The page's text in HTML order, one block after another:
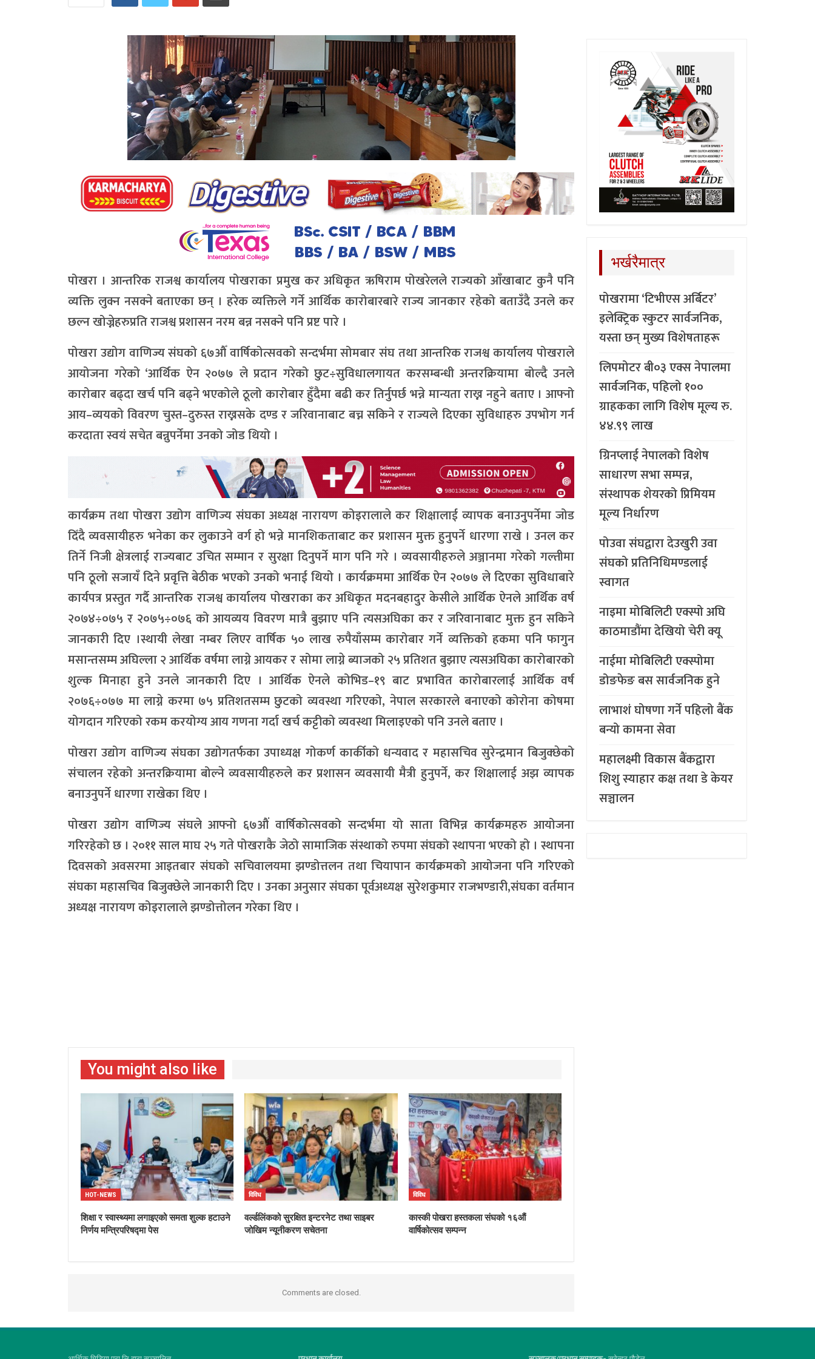
पोखरा । आन्तरिक राजश्व कार्यालय पोखराका प्रमुख कर अधिकृत ऋषिराम पोखरेलले राज्यको आँखाबाट कुनै पनि
व्यक्ति लुक्न नसक्ने बताएका छन् । हरेक व्यक्तिले गर्ने आर्थिक कारोबारबारे राज्य जानकार रहेको बताउँदै उनले कर
छल्न खोज्नेहरुप्रति राजश्व प्रशासन नरम बन्न नसक्ने पनि प्रष्ट पारे ।
पोखरा उद्योग वाणिज्य संघको ६७औँ वार्षिकोत्सवको सन्दर्भमा सोमबार संघ तथा आन्तरिक राजश्व कार्यालय पोखराले
आयोजना गरेको ‘आर्थिक ऐन २०७७ ले प्रदान गरेको छुट÷सुविधालगायत करसम्बन्धी अन्तरक्रियामा बोल्दै उनले
कारोबार बढ्दा खर्च पनि बढ्ने भएकोले ठूलो कारोबार हुँदैमा बढी कर तिर्नुपर्छ भन्ने मान्यता राख्न नहुने बताए । आफ्नो
आय–व्ययको विवरण चुस्त–दुरुस्त राख्नसके दण्ड र जरिवानाबाट बच्न सकिने र राज्यले दिएका सुविधाहरु उपभोग गर्न
करदाता स्वयं सचेत बन्नुपर्नेमा उनको जोड थियो ।
कार्यक्रम तथा पोखरा उद्योग वाणिज्य संघका अध्यक्ष नारायण कोइरालाले कर शिक्षालाई व्यापक बनाउनुपर्नेमा जोड
दिँदै व्यवसायीहरु भनेका कर लुकाउने वर्ग हो भन्ने मानशिकताबाट कर प्रशासन मुक्त हुनुपर्ने धारणा राखे । उनल कर
तिर्ने निजी क्षेत्रलाई राज्यबाट उचित सम्मान र सुरक्षा दिनुपर्ने माग पनि गरे । व्यवसायीहरुले अञ्जानमा गरेको गल्तीमा
पनि ठूलो सजायँ दिने प्रवृत्ति बेठीक भएको उनको भनाई थियो । कार्यक्रममा आर्थिक ऐन २०७७ ले दिएका सुविधाबारे
कार्यपत्र प्रस्तुत गर्दै आन्तरिक राजश्व कार्यालय पोखराका कर अधिकृत मदनबहादुर केसीले आर्थिक ऐनले आर्थिक वर्ष
२०७४÷०७५ र २०७५÷०७६ को आयव्यय विवरण मात्रै बुझाए पनि त्यसअघिका कर र जरिवानाबाट मुक्त हुन सकिने
जानकारी दिए ।स्थायी लेखा नम्बर लिएर वार्षिक ५० लाख रुपैयाँसम्म कारोबार गर्ने व्यक्तिको हकमा पनि फागुन
मसान्तसम्म अघिल्ला २ आर्थिक वर्षमा लाग्ने आयकर र सोमा लाग्ने ब्याजको २५ प्रतिशत बुझाए त्यसअघिका कारोबारको
शुल्क मिनाहा हुने उनले जानकारी दिए । आर्थिक ऐनले कोभिड–१९ बाट प्रभावित कारोबारलाई आर्थिक वर्ष
२०७६÷०७७ मा लाग्ने करमा ७५ प्रतिशतसम्म छुटको व्यवस्था गरिएको, नेपाल सरकारले बनाएको कोरोना कोषमा
योगदान गरिएको रकम करयोग्य आय गणना गर्दा खर्च कट्टीको व्यवस्था मिलाइएको पनि उनले बताए ।
पोखरा उद्योग वाणिज्य संघका उद्योगतर्फका उपाध्यक्ष गोकर्ण कार्कीको धन्यवाद र महासचिव सुरेन्द्रमान बिजुक्छेको
संचालन रहेको अन्तरक्रियामा बोल्ने व्यवसायीहरुले कर प्रशासन व्यवसायी मैत्री हुनुपर्ने, कर शिक्षालाई अझ व्यापक
बनाउनुपर्ने धारणा राखेका थिए ।
पोखरा उद्योग वाणिज्य संघले आफ्नो ६७औं वार्षिकोत्सवको सन्दर्भमा यो साता विभिन्न कार्यक्रमहरु आयोजना
गरिरहेको छ । २०११ साल माघ २५ गते पोखराकै जेठो सामाजिक संस्थाको रुपमा संघको स्थापना भएको हो । स्थापना
दिवसको अवसरमा आइतबार संघको सचिवालयमा झण्डोत्तलन तथा चियापान कार्यक्रमको आयोजना पनि गरिएको
संघका महासचिव बिजुक्छेले जानकारी दिए । उनका अनुसार संघका पूर्वअध्यक्ष सुरेशकुमार राजभण्डारी,संघका वर्तमान
अध्यक्ष नारायण कोइरालाले झण्डोत्तोलन गरेका थिए ।
You might also like
HOT-NEWS
शिक्षा र स्वास्थ्यमा लगाइएको समता शुल्क हटाउने
निर्णय मन्त्रिपरिषद्मा पेस
विविध
वर्ल्डलिंकको सुरक्षित इन्टरनेट तथा साइबर
जोखिम न्यूनीकरण सचेतना
विविध
कास्की पोखरा हस्तकला संघको १६औं
वार्षिकोत्सव सम्पन्न
Comments are closed.
भर्खरैमात्र
पोखरामा ‘टिभीएस अर्बिटर’
इलेक्ट्रिक स्कुटर सार्वजनिक,
यस्ता छन् मुख्य विशेषताहरू
लिपमोटर बी०३ एक्स नेपालमा
सार्वजनिक, पहिलो १००
ग्राहकका लागि विशेष मूल्य रु.
४४.९९ लाख
ग्रिनप्लाई नेपालको विशेष
साधारण सभा सम्पन्न,
संस्थापक शेयरको प्रिमियम
मूल्य निर्धारण
पोउवा संघद्वारा देउखुरी उवा
संघको प्रतिनिधिमण्डलाई
स्वागत
नाइमा मोबिलिटी एक्स्पो अघि
काठमाडौंमा देखियो चेरी क्यू
नाईमा मोबिलिटी एक्स्पोमा
डोङफेङ बस सार्वजनिक हुने
लाभाशं घोषणा गर्ने पहिलो बैंक
बन्यो कामना सेवा
महालक्ष्मी विकास बैंकद्वारा
शिशु स्याहार कक्ष तथा डे केयर
सञ्चालन